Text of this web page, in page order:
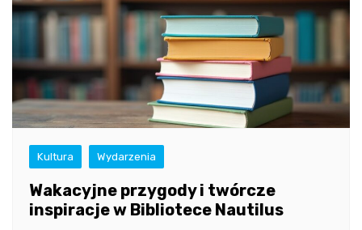
Kultura Wydarzenia
Wakacyjne przygody i twórcze
inspiracje w Bibliotece Nautilus